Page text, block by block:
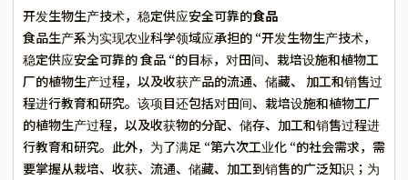
开发生物生产技术，稳定供应安全可靠的食品
食品生产系为实现农业科学领域应承担的 “开发生物生产技术，
稳定供应安全可靠的 食品 “的目标，对田间、栽培设施和植物工
厂的植物生产过程，以及收获产品的流通、储藏、 加工和销售过
程进行教育和研究。该项目还包括对田间、栽培设施和植物工厂
的植物生产过程，以及收获物的分配、储存、加工和销售过程进
行教育和研究。此外，为了满足 “第六次工业化 “的社会需求，需
要掌握从栽培、收获、流通、储藏、加工到销售的广泛知识；为